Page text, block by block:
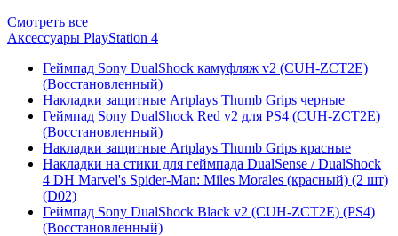
Смотреть все
Аксессуары PlayStation 4
Геймпад Sony DualShock камуфляж v2 (CUH-ZCT2E)
(Восстановленный)
Накладки защитные Artplays Thumb Grips черные
Геймпад Sony DualShock Red v2 для PS4 (CUH-ZCT2E)
(Восстановленный)
Накладки защитные Artplays Thumb Grips красные
Накладки на стики для геймпада DualSense / DualShock
4 DH Marvel's Spider-Man: Miles Morales (красный) (2 шт)
(D02)
Геймпад Sony DualShock Black v2 (CUH-ZCT2E) (PS4)
(Восстановленный)